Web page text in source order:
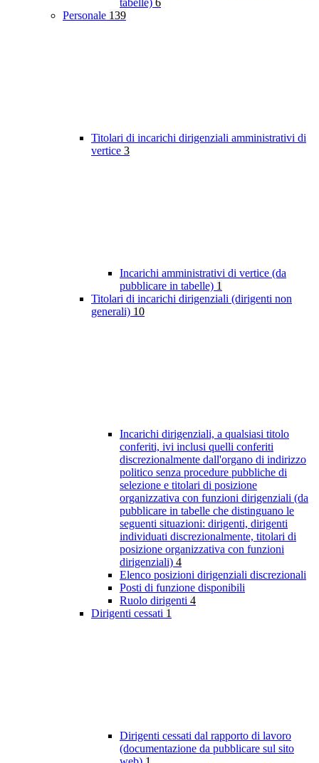
tabelle) 6
Personale 139
Titolari di incarichi dirigenziali amministrativi di
vertice 3
Incarichi amministrativi di vertice (da
pubblicare in tabelle) 1
Titolari di incarichi dirigenziali (dirigenti non
generali) 10
Incarichi dirigenziali, a qualsiasi titolo
conferiti, ivi inclusi quelli conferiti
discrezionalmente dall'organo di indirizzo
politico senza procedure pubbliche di
selezione e titolari di posizione
organizzativa con funzioni dirigenziali (da
pubblicare in tabelle che distinguano le
seguenti situazioni: dirigenti, dirigenti
individuati discrezionalmente, titolari di
posizione organizzativa con funzioni
dirigenziali) 4
Elenco posizioni dirigenziali discrezionali
Posti di funzione disponibili
Ruolo dirigenti 4
Dirigenti cessati 1
Dirigenti cessati dal rapporto di lavoro
(documentazione da pubblicare sul sito